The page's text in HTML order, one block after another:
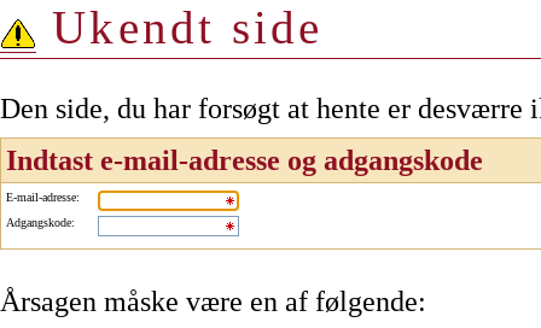
Ukendt side
Den side, du har forsøgt at hente er
Indtast e-mail-adresse og adgangskode
E-mail-adresse:
Adgangskode:
Årsagen måske være en af følgende: